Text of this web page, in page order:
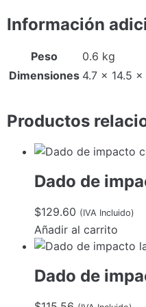
Información
Peso
0.6 kg
Dimensiones 4.7 × 14.5 ×
Productos
Dado de
$129.60 (IVA Incluido)
Añadir al carrito
Dado de